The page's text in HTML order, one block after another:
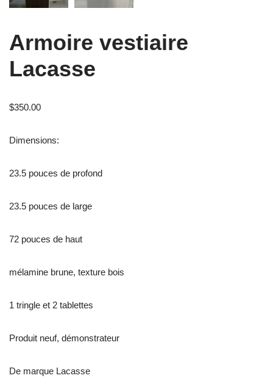
Armoire vestiaire
Lacasse
$350.00
Dimensions:
23.5 pouces de profond
23.5 pouces de large
72 pouces de haut
mélamine brune, texture bois
1 tringle et 2 tablettes
Produit neuf, démonstrateur
De marque Lacasse